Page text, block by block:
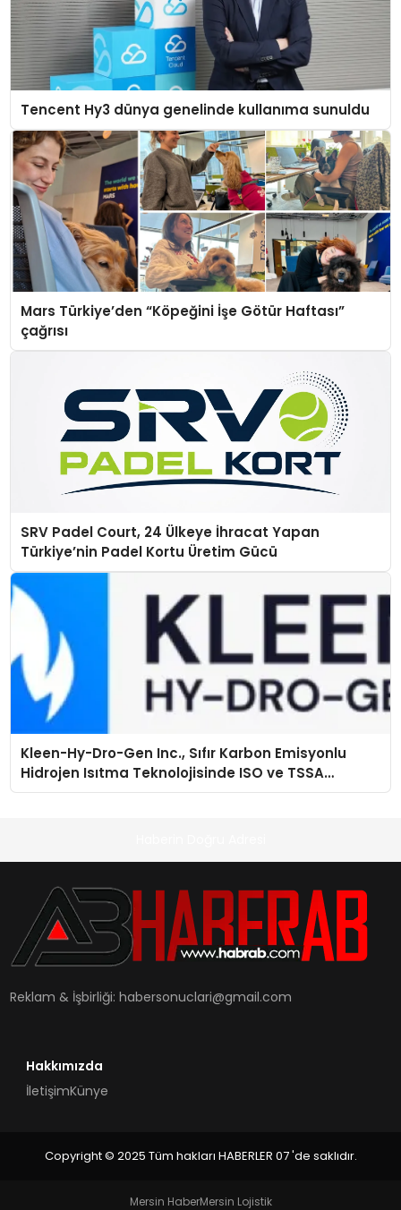
Tencent Hy3 dünya genelinde kullanıma sunuldu
Mars Türkiye’den “Köpeğini İşe Götür Haftası”
çağrısı
SRV Padel Court, 24 Ülkeye İhracat Yapan
Türkiye’nin Padel Kortu Üretim Gücü
Kleen-Hy-Dro-Gen Inc., Sıfır Karbon Emisyonlu
Hidrojen Isıtma Teknolojisinde ISO ve TSSA
Düzenleyici Onaylarını Aldı
Reklam & İşbirliği:habersonuclari@gmail.com
Hakkımızda
İletişimKünye
Copyright © 2025 Tüm hakları HABERLER 07 'de saklıdır.
Mersin HaberMersin Lojistik